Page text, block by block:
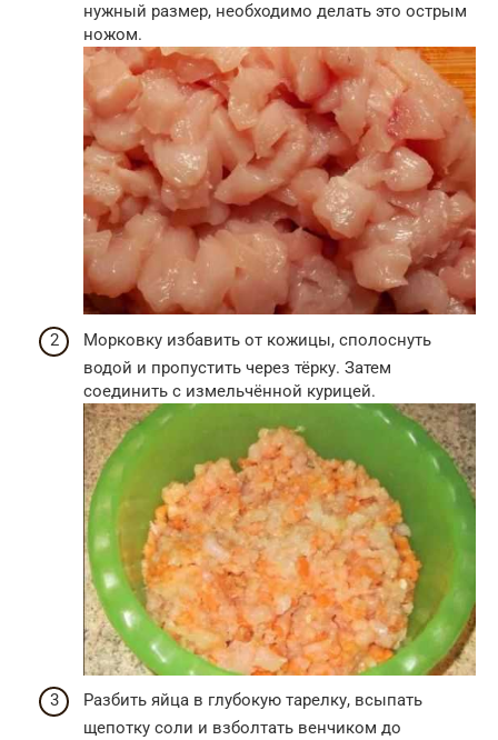
нужный размер, необходимо делать это острым
ножом.
Морковку избавить от кожицы, сполоснуть
водой и пропустить через тёрку. Затем
соединить с измельчённой курицей.
Разбить яйца в глубокую тарелку, всыпать
щепотку соли и взболтать венчиком до